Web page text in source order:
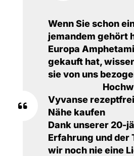
Wenn Sie schon
jemandem gehört
Europa
gekauft hat,
sie von uns
Vyvanse
Nähe kaufen
Dank unserer 20-
Erfahrung und der
wir noch nie eine